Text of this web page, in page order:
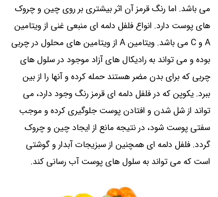
می ‌باشد. اما رنگ قرمز آن اثر بیشتری بر روی چین و چروک
‌های پوست دارد. انواع فلفل دلمه‌ ای منبعی غنی از ویتامین
A و C می ‌باشد. ویتامین A از ویتامین‌ های محلول در چربی
بوده و می ‌تواند به رادیکال‌ های آزاد موجود در سلول ‌های
چربی که برای بدن مضر هستند حمله کرده و آنها را از بین
ببرد. یکوپن که در فلفل دلمه ‌ای قرمز رنگ وجود دارد، می
‌تواند از شل شدن و افتادن پوست جلوگیری کرده و موجب
سفتی پوست شود، در نتیجه مانع از ایجاد چین و چروک
گردد. فلفل دلمه ‌ای همچنین از سبزیجات آبدار و گوشتی
است که می ‌تواند به سلول ‌های پوست آب رسانی کند.